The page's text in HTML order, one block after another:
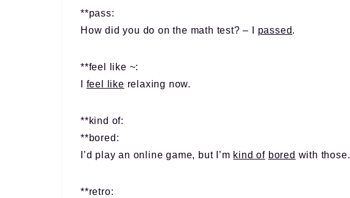
**pass:
How did you do on the math test? – I passed.
**feel like ~:
feel like relaxing now.
**kind of:
**bored:
I’d play an online game, but I’m kind of bored with those.
**retro: